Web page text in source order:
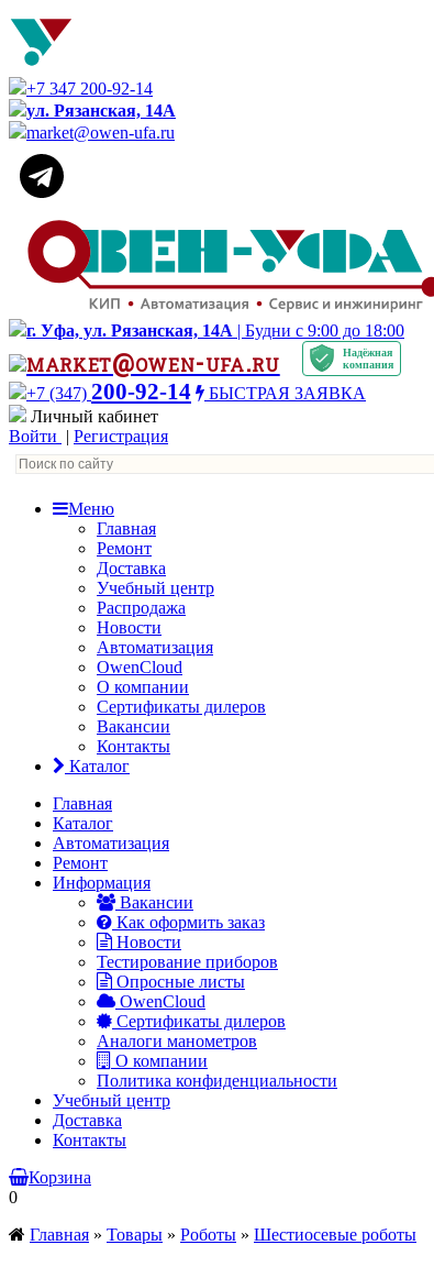
+7 347 200-92-14
ул. Рязанская, 14А
market@owen-ufa.ru
г. Уфа, ул. Рязанская, 14А | Будни с 9:00 до 18:00
market@owen-ufa.ru
Надёжная
компания
+7 (347) 200-92-14
БЫСТРАЯ ЗАЯВКА
Личный кабинет
Войти | Регистрация
Меню
Главная
Ремонт
Доставка
Учебный центр
Распродажа
Новости
Автоматизация
OwenCloud
О компании
Сертификаты дилеров
Вакансии
Контакты
Каталог
Главная
Каталог
Автоматизация
Ремонт
Информация
Вакансии
Как оформить заказ
Новости
Тестирование приборов
Опросные листы
OwenCloud
Сертификаты дилеров
Аналоги манометров
О компании
Политика конфиденциальности
Учебный центр
Доставка
Контакты
Корзина
0
Главная » Товары » Роботы » Шестиосевые роботы